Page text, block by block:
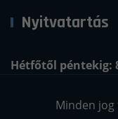
Nyitvatartás
Hétfőtől péntekig:
Minden